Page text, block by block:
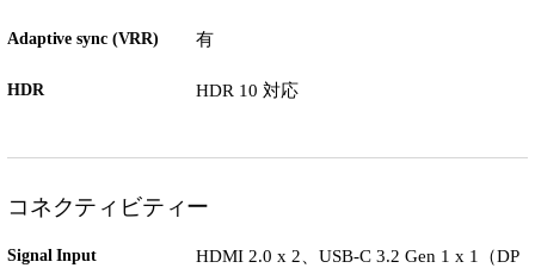
Adaptive sync (VRR) 有
HDR HDR 10 対応
コネクティビティー
Signal Input
HDMI 2.0 x 2、USB-C 3.2 Gen 1 x 1（DP